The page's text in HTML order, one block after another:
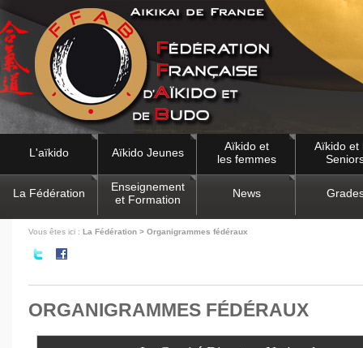
L'aïkido Aïkido Jeunes
Aïkido et
les femmes
Aïkido et
La Fédération
Enseignement
et Formation
News
Vous êtes ici : La Fédération > Organigrammes fédéraux
ORGANIGRAMMES FÉDÉRAUX